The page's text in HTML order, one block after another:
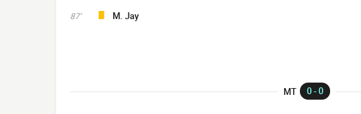
87' M. Jay
MT 0 - 0